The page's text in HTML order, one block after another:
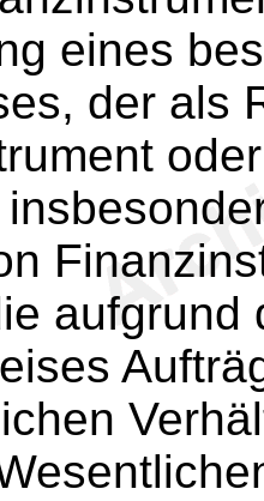
eines
der als
aufgrund